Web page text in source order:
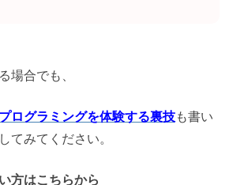
場合でも、
ログラミングを体験する裏技も書い
てみてください。
方はこちらから